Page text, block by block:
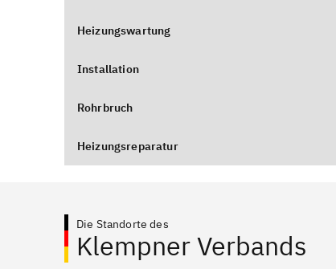
Heizungswartung
Installation
Rohrbruch
Heizungsreparatur
Die Standorte des
Klempner Verbands